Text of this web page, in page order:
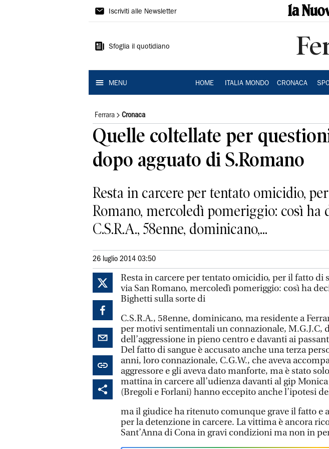
La
Ferrara
Iscriviti alle Newsletter
Sfoglia il quotidiano
MENU HOME ITALIA MONDO CRONACA
Ferrara Cronaca
Quelle coltellate per
dopo agguato di S.Romano
Resta in carcere per tentato omicidio,
Romano, mercoledì pomeriggio: così
C.S.R.A., 58enne, dominicano,...
26 luglio 2014 03:50
Resta in carcere per tentato omicidio, per il fatto di
via San Romano, mercoledì pomeriggio: così ha
Bighetti sulla sorte di
C.S.R.A., 58enne, dominicano, ma residente a
per motivi sentimentali un connazionale, M.G.J.C,
dell’aggressione in pieno centro e davanti ai
Del fatto di sangue è accusato anche una terza
anni, loro connazionale, C.G.W., che aveva
aggressore e gli aveva dato manforte, ma è stato
mattina in carcere all’udienza davanti al gip
(Bregoli e Forlani) hanno eccepito anche l’ipotesi
ma il giudice ha ritenuto comunque grave il fatto e
per la detenzione in carcere. La vittima è ancora
Sant’Anna di Cona in gravi condizioni ma non in